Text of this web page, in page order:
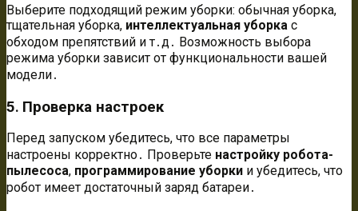
Выберите подходящий режим уборки: обычная уборка,
тщательная уборка, интеллектуальная уборка с
обходом препятствий и т․д․ Возможность выбора
режима уборки зависит от функциональности вашей
модели․
5․ Проверка настроек
Перед запуском убедитесь, что все параметры
настроены корректно․ Проверьте настройку робота-
пылесоса, программирование уборки и убедитесь, что
робот имеет достаточный заряд батареи․